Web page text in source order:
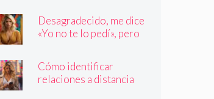
Desagradecido, me dice
«Yo no te lo pedí», pero
Cómo identificar
relaciones a distancia